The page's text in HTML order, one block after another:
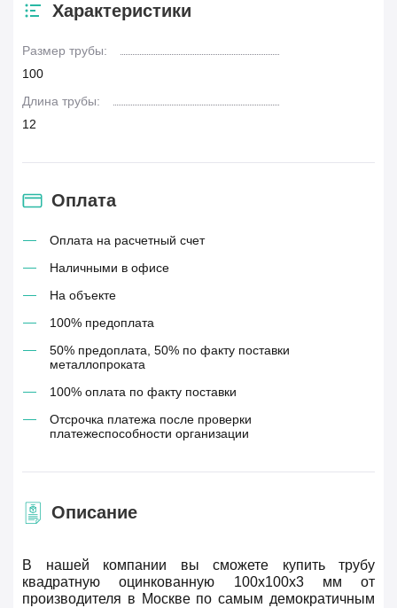
Характеристики
Размер трубы:
100
Длина трубы:
12
Оплата
Оплата на расчетный счет
Наличными в офисе
На объекте
100% предоплата
50% предоплата, 50% по факту поставки
металлопроката
100% оплата по факту поставки
Отсрочка платежа после проверки
платежеспособности организации
Описание
В нашей компании вы сможете купить трубу
квадратную оцинкованную 100х100х3 мм от
производителя в Москве по самым демократичным